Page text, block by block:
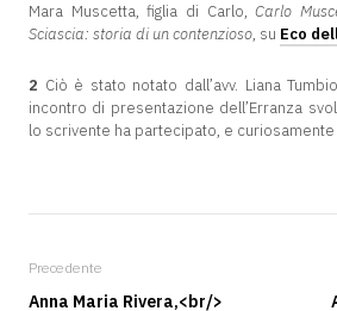
Mara Muscetta, figlia di Carlo,Carlo
Sciascia: storia di un contenzioso, su Eco
2 Ciò è stato notato dall’avv. Liana
incontro di presentazione dell’Erranza
lo scrivente ha partecipato, e
Precedente
Anna Maria Rivera,<br/>